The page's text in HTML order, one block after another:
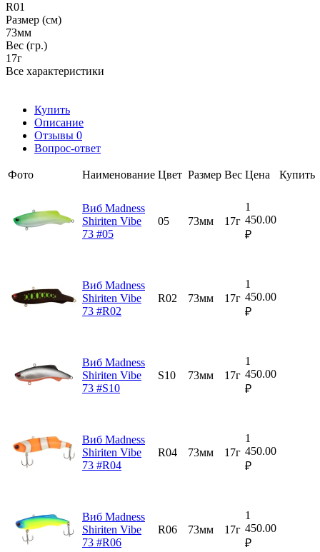
R01
Размер (см)
73мм
Вес (гр.)
17г
Все характеристики
Купить
Описание
Отзывы 0
Вопрос-ответ
Фото Наименование Цвет Размер Вес Цена Купить
Виб Madness
Shiriten Vibe
73 #05
05 73мм 17г
1
450.00
₽
Виб Madness
Shiriten Vibe
73 #R02
R02 73мм 17г
1
450.00
₽
Виб Madness
Shiriten Vibe
73 #S10
S10 73мм 17г
1
450.00
₽
Виб Madness
Shiriten Vibe
73 #R04
R04 73мм 17г
1
450.00
₽
Виб Madness
Shiriten Vibe
73 #R06
R06 73мм 17г
1
450.00
₽